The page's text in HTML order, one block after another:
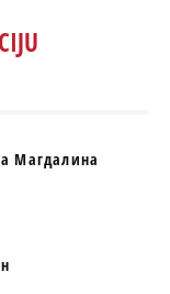
Магдалина